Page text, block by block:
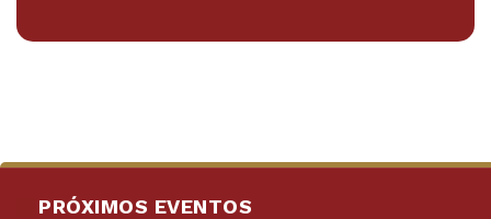
PRÓXIMOS EVENTOS